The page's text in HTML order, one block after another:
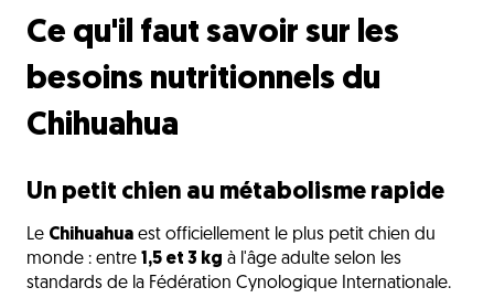
Ce qu'il faut savoir sur les
besoins nutritionnels du
Chihuahua
Un petit chien au métabolisme rapide
Le Chihuahua est officiellement le plus petit chien du
monde : entre 1,5 et 3 kg à l'âge adulte selon les
standards de la Fédération Cynologique Internationale.